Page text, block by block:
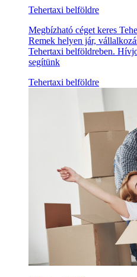
Tehertaxi belföldre
Megbízható céget keres
Remek helyen jár,
Tehertaxi belföldreben.
segítünk
Tehertaxi belföldre